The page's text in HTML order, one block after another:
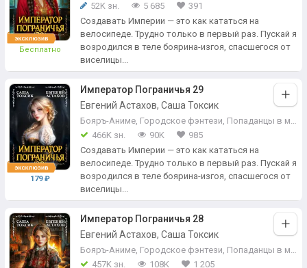
Бесплатно
52K зн.
5 685
391
Создавать Империи — это как кататься на
велосипеде. Трудно только в первый раз. Пускай я
возродился в теле боярина-изгоя, спасшегося от
виселицы...
179 ₽
Император Пограничья 29
Евгений Астахов, Саша Токсик
Бояръ-Аниме, Городское фэнтези, Попаданцы в магические миры
466K зн.
90K
985
Создавать Империи — это как кататься на
велосипеде. Трудно только в первый раз. Пускай я
возродился в теле боярина-изгоя, спасшегося от
виселицы...
Император Пограничья 28
Евгений Астахов, Саша Токсик
Бояръ-Аниме, Городское фэнтези, Попаданцы в магические миры
457K зн.
108K 1 205